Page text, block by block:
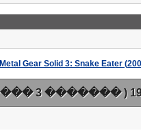
Metal Gear Solid 3: Snake Eater
( ������� 3 ������� 16)